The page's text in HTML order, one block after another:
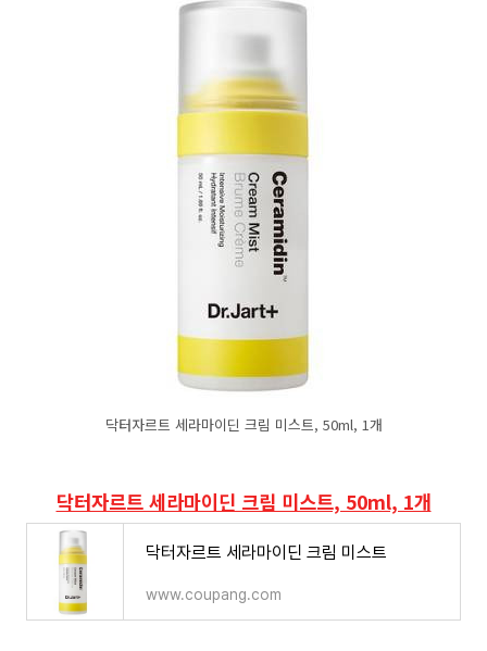
닥터자르트 세라마이딘 크림 미스트, 50ml, 1개
닥터자르트 세라마이딘 크림 미스트, 50ml, 1개
닥터자르트 세라마이딘 크림 미스트
www.coupang.com